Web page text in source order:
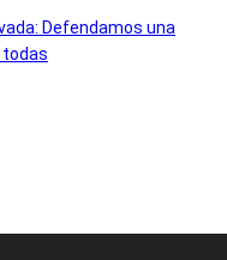
Defendamos una
todas